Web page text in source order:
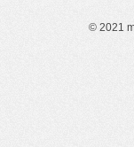
© 2021